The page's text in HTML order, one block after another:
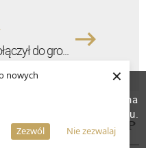
nowych
Nie zezwalaj
Zezwól
×
do gro...
ZIP
korzystamy z plików
iż wyrażasz zgodę na
w Twoim urządzeniu.
informacji